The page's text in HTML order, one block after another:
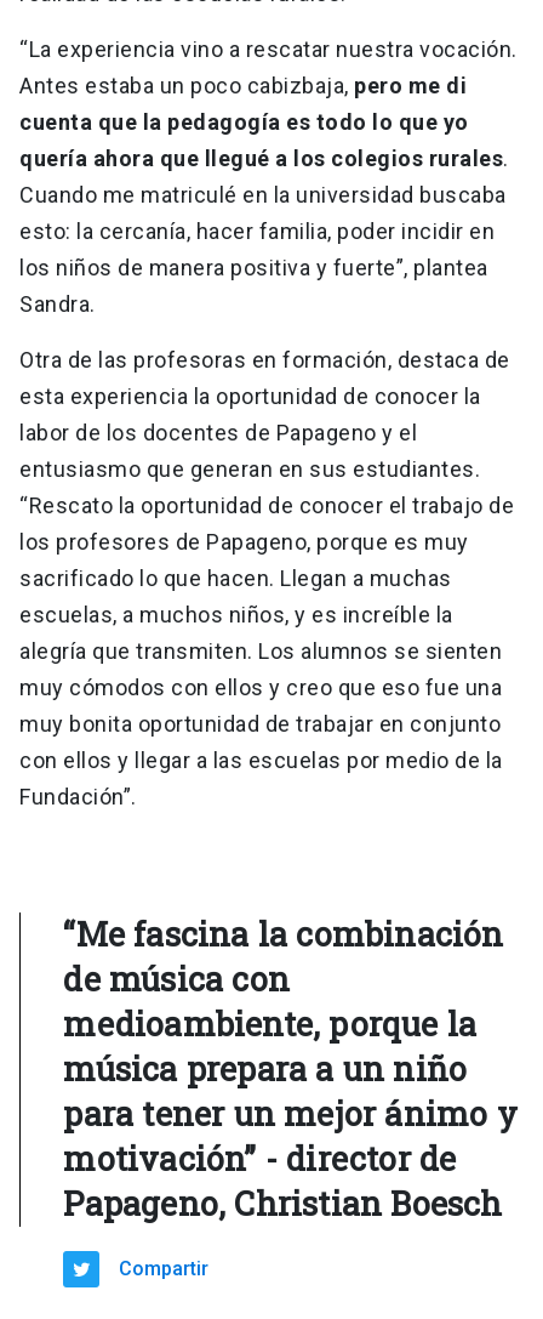
“La experiencia vino a rescatar nuestra vocación.
Antes estaba un poco cabizbaja, pero me di
cuenta que la pedagogía es todo lo que yo
quería ahora que llegué a los colegios rurales.
Cuando me matriculé en la universidad buscaba
esto: la cercanía, hacer familia, poder incidir en
los niños de manera positiva y fuerte”, plantea
Sandra.
Otra de las profesoras en formación, destaca de
esta experiencia la oportunidad de conocer la
labor de los docentes de Papageno y el
entusiasmo que generan en sus estudiantes.
“Rescato la oportunidad de conocer el trabajo de
los profesores de Papageno, porque es muy
sacrificado lo que hacen. Llegan a muchas
escuelas, a muchos niños, y es increíble la
alegría que transmiten. Los alumnos se sienten
muy cómodos con ellos y creo que eso fue una
muy bonita oportunidad de trabajar en conjunto
con ellos y llegar a las escuelas por medio de la
Fundación”.
“Me fascina la combinación
de música con
medioambiente, porque la
música prepara a un niño
para tener un mejor ánimo y
motivación” - director de
Papageno, Christian Boesch
Compartir